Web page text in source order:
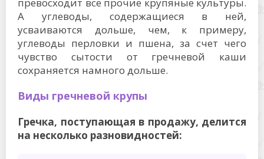
А углеводы, содержащиеся в ней,
усваиваются дольше, чем, к примеру,
углеводы перловки и пшена, за счет чего
чувство сытости от гречневой каши
сохраняется намного дольше.
Виды гречневой крупы
Гречка, поступающая в продажу, делится
на несколько разновидностей: